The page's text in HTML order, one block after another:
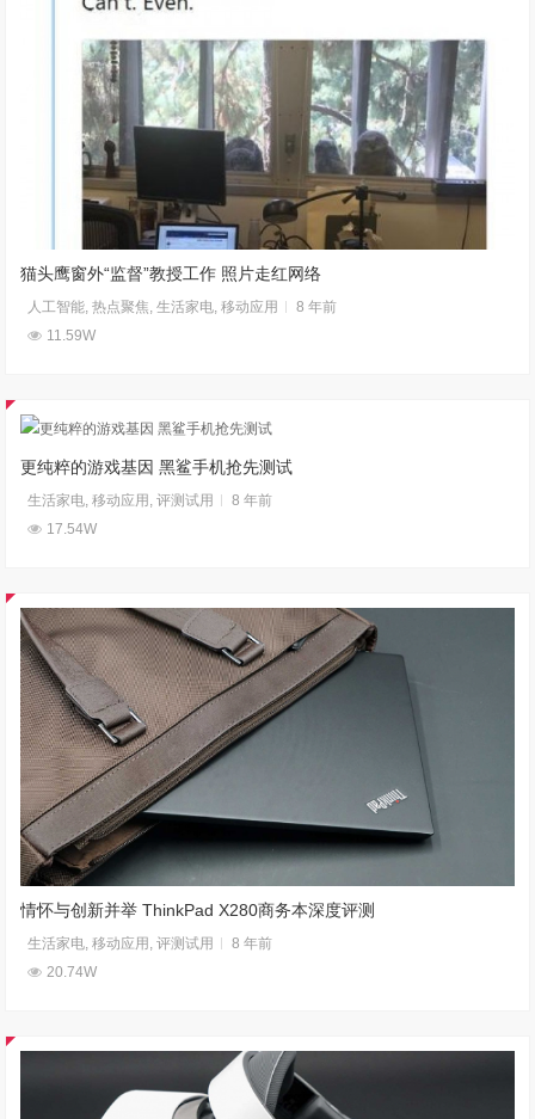
猫头鹰窗外“监督”教授工作 照片走红网络
人工智能,热点聚焦,生活家电,移动应用
8 年前
11.59W
更纯粹的游戏基因 黑鲨手机抢先测试
生活家电,移动应用 ,评测试用
8 年前
17.54W
情怀与创新并举 ThinkPad X280商务本深度评测
生活家电,移动应用 ,评测试用
8 年前
20.74W